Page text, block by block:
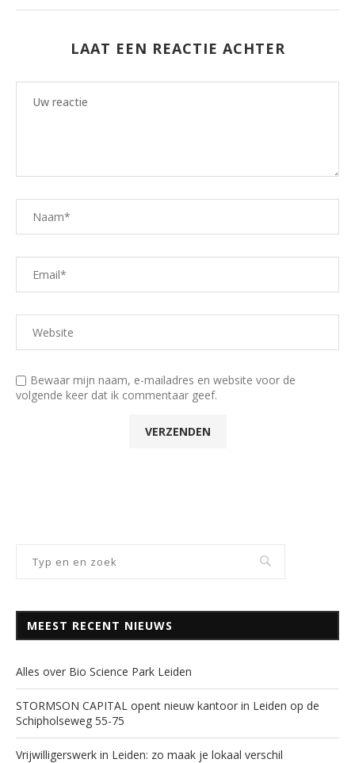
LAAT EEN REACTIE ACHTER
Bewaar mijn naam, e-mailadres en website voor de
volgende keer dat ik commentaar geef.
MEEST RECENT NIEUWS
Alles over Bio Science Park Leiden
STORMSON CAPITAL opent nieuw kantoor in Leiden op de
Schipholseweg 55-75
Vrijwilligerswerk in Leiden: zo maak je lokaal verschil